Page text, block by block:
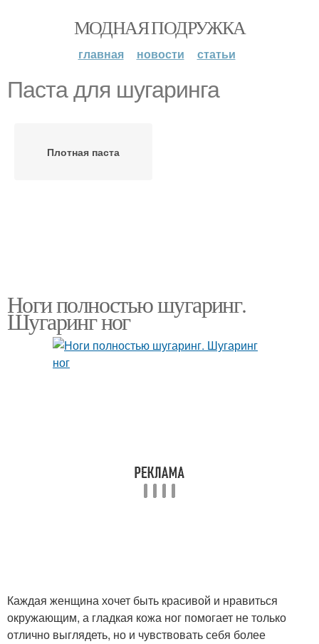
МОДНАЯ ПОДРУЖКА
главная новости статьи
Паста для шугаринга
Плотная паста
Ноги полностью шугаринг.
Шугаринг ног
Каждая женщина хочет быть красивой и нравиться
окружающим, а гладкая кожа ног помогает не только
отлично выглядеть, но и чувствовать себя более